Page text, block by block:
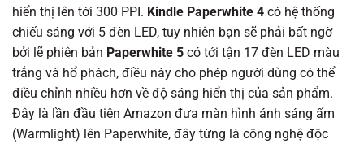
hiển thị lên tới 300 PPI. Kindle Paperwhite 4 có hệ thống
chiếu sáng với 5 đèn LED, tuy nhiên bạn sẽ phải bất ngờ
bởi lẽ phiên bản Paperwhite 5 có tới tận 17 đèn LED màu
trắng và hổ phách, điều này cho phép người dùng có thể
điều chỉnh nhiều hơn về độ sáng hiển thị của sản phẩm.
Đây là lần đầu tiên Amazon đưa màn hình ánh sáng ấm
(Warmlight) lên Paperwhite, đây từng là công nghệ độc